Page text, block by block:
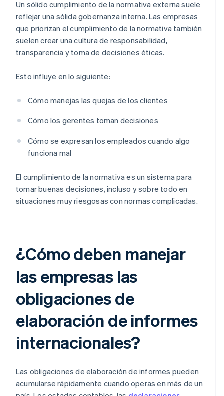
Un sólido cumplimiento de la normativa externa suele
reflejar una sólida gobernanza interna. Las empresas
que priorizan el cumplimiento de la normativa también
suelen crear una cultura de responsabilidad,
transparencia y toma de decisiones éticas.
Esto influye en lo siguiente:
Cómo manejas las quejas de los clientes
Cómo los gerentes toman decisiones
Cómo se expresan los empleados cuando algo
funciona mal
El cumplimiento de la normativa es un sistema para
tomar buenas decisiones, incluso y sobre todo en
situaciones muy riesgosas con normas complicadas.
¿Cómo deben manejar
las empresas las
obligaciones de
elaboración de informes
internacionales?
Las obligaciones de elaboración de informes pueden
acumularse rápidamente cuando operas en más de un